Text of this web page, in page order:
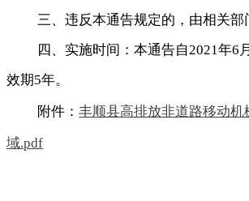
三、违反本通告规定的 ， 由相关部
四、实施时间：本通告自2021年6 月
效期5年。
附件：丰顺县高排放非道路移动机
域.pdf